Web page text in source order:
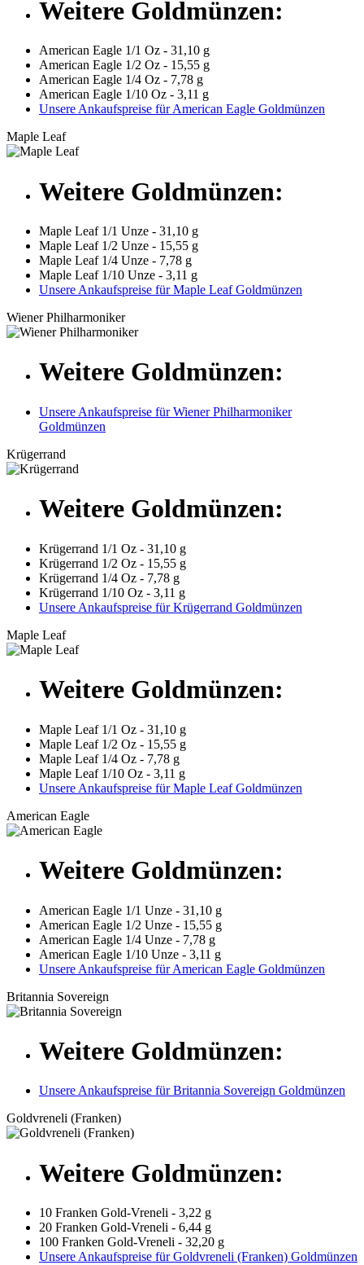
Weitere Goldmünzen:
American Eagle 1/1 Oz - 31,10 g
American Eagle 1/2 Oz - 15,55 g
American Eagle 1/4 Oz - 7,78 g
American Eagle 1/10 Oz - 3,11 g
Unsere Ankaufspreise für American Eagle Goldmünzen
Maple Leaf
Weitere Goldmünzen:
Maple Leaf 1/1 Unze - 31,10 g
Maple Leaf 1/2 Unze - 15,55 g
Maple Leaf 1/4 Unze - 7,78 g
Maple Leaf 1/10 Unze - 3,11 g
Unsere Ankaufspreise für Maple Leaf Goldmünzen
Wiener Philharmoniker
Weitere Goldmünzen:
Unsere Ankaufspreise für Wiener Philharmoniker
Goldmünzen
Krügerrand
Weitere Goldmünzen:
Krügerrand 1/1 Oz - 31,10 g
Krügerrand 1/2 Oz - 15,55 g
Krügerrand 1/4 Oz - 7,78 g
Krügerrand 1/10 Oz - 3,11 g
Unsere Ankaufspreise für Krügerrand Goldmünzen
Maple Leaf
Weitere Goldmünzen:
Maple Leaf 1/1 Oz - 31,10 g
Maple Leaf 1/2 Oz - 15,55 g
Maple Leaf 1/4 Oz - 7,78 g
Maple Leaf 1/10 Oz - 3,11 g
Unsere Ankaufspreise für Maple Leaf Goldmünzen
American Eagle
Weitere Goldmünzen:
American Eagle 1/1 Unze - 31,10 g
American Eagle 1/2 Unze - 15,55 g
American Eagle 1/4 Unze - 7,78 g
American Eagle 1/10 Unze - 3,11 g
Unsere Ankaufspreise für American Eagle Goldmünzen
Britannia Sovereign
Weitere Goldmünzen:
Unsere Ankaufspreise für Britannia Sovereign Goldmünzen
Goldvreneli (Franken)
Weitere Goldmünzen:
10 Franken Gold-Vreneli - 3,22 g
20 Franken Gold-Vreneli - 6,44 g
100 Franken Gold-Vreneli - 32,20 g
Unsere Ankaufspreise für Goldvreneli (Franken) Goldmünzen